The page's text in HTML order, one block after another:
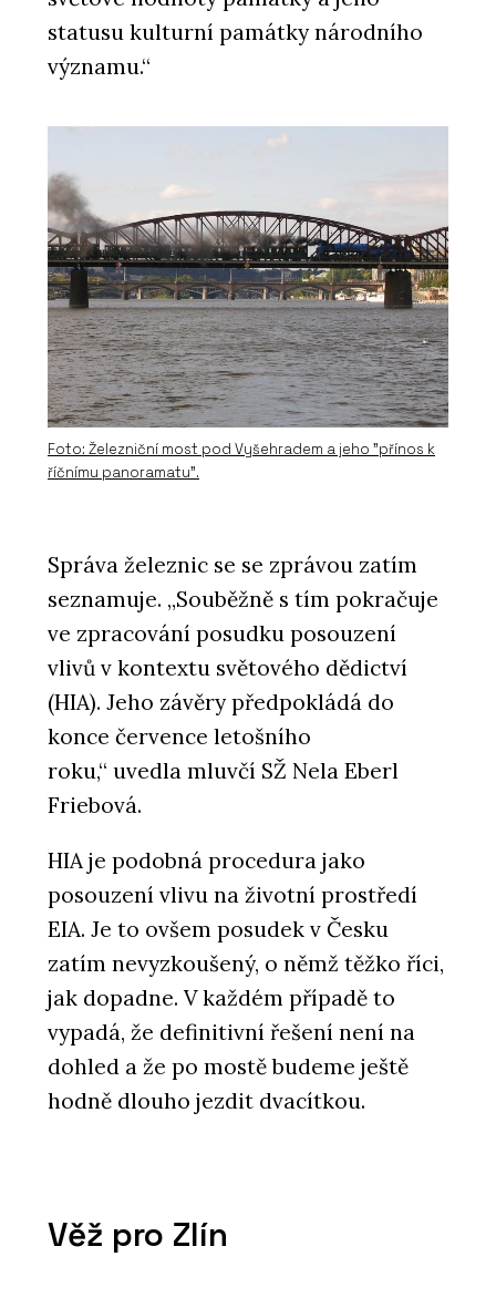
statusu kulturní památky národního
významu.“
Foto: Železniční most pod Vyšehradem a jeho "přínos k
říčnímu panoramatu".
Správa železnic se se zprávou zatím
seznamuje. „Souběžně s tím pokračuje
ve zpracování posudku posouzení
vlivů v kontextu světového dědictví
(HIA). Jeho závěry předpokládá do
konce července letošního
roku,“ uvedla mluvčí SŽ Nela Eberl
Friebová.
HIA je podobná procedura jako
posouzení vlivu na životní prostředí
EIA. Je to ovšem posudek v Česku
zatím nevyzkoušený, o němž těžko říci,
jak dopadne. V každém případě to
vypadá, že definitivní řešení není na
dohled a že po mostě budeme ještě
hodně dlouho jezdit dvacítkou.
Věž pro Zlín